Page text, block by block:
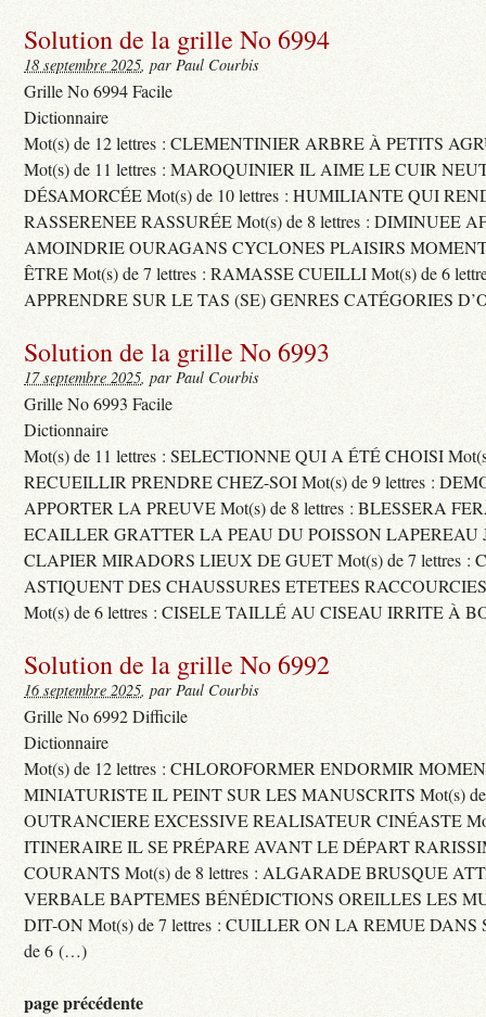
Solution de la grille No 6994
18 septembre 2025, par Paul Courbis
Grille No 6994 Facile
Dictionnaire
Mot(s) de 12 lettres : CLEMENTINIER ARBRE À PETITS
Mot(s) de 11 lettres : MAROQUINIER IL AIME LE CUIR
DÉSAMORCÉE Mot(s) de 10 lettres : HUMILIANTE QUI
RASSERENEE RASSURÉE Mot(s) de 8 lettres : DIMINUEE
AMOINDRIE OURAGANS CYCLONES PLAISIRS
ÊTRE Mot(s) de 7 lettres : RAMASSE CUEILLI Mot(s) de 6
APPRENDRE SUR LE TAS (SE) GENRES CATÉGORIES
Solution de la grille No 6993
17 septembre 2025, par Paul Courbis
Grille No 6993 Facile
Dictionnaire
Mot(s) de 11 lettres : SELECTIONNE QUI A ÉTÉ CHOISI
RECUEILLIR PRENDRE CHEZ-SOI Mot(s) de 9 lettres :
APPORTER LA PREUVE Mot(s) de 8 lettres : BLESSERA
ECAILLER GRATTER LA PEAU DU POISSON LAPEREAU
CLAPIER MIRADORS LIEUX DE GUET Mot(s) de 7 lettres :
ASTIQUENT DES CHAUSSURES ETETEES
Mot(s) de 6 lettres : CISELE TAILLÉ AU CISEAU IRRITE À
Solution de la grille No 6992
16 septembre 2025, par Paul Courbis
Grille No 6992 Difficile
Dictionnaire
Mot(s) de 12 lettres : CHLOROFORMER ENDORMIR
MINIATURISTE IL PEINT SUR LES MANUSCRITS Mot(s) de
OUTRANCIERE EXCESSIVE REALISATEUR CINÉASTE
ITINERAIRE IL SE PRÉPARE AVANT LE DÉPART
COURANTS Mot(s) de 8 lettres : ALGARADE BRUSQUE
VERBALE BAPTEMES BÉNÉDICTIONS OREILLES LES
DIT-ON Mot(s) de 7 lettres : CUILLER ON LA REMUE DANS
de 6 (…)
page précédente